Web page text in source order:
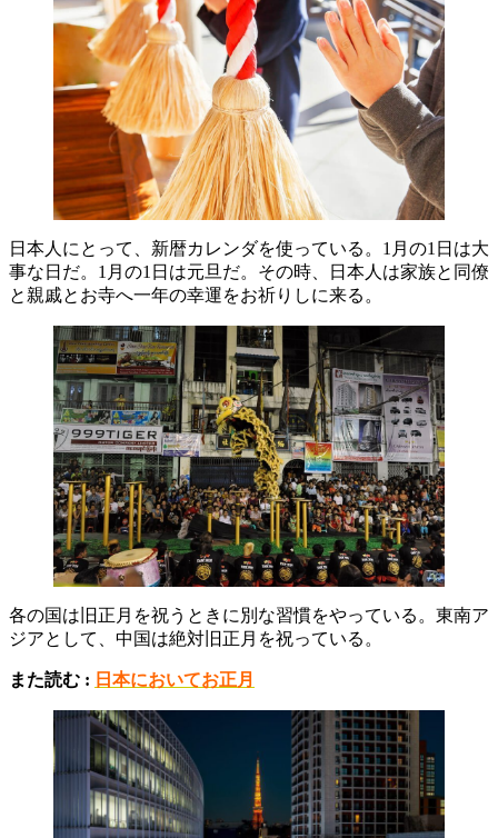
日本人にとって、新暦カレンダを使っている。1月の1日は大
事な日だ。1月の1日は元旦だ。その時、日本人は家族と同僚
と親戚とお寺へ一年の幸運をお祈りしに来る。
各の国は旧正月を祝うときに別な習慣をやっている。東南ア
ジアとして、中国は絶対旧正月を祝っている。
また読む : 日本においてお正月